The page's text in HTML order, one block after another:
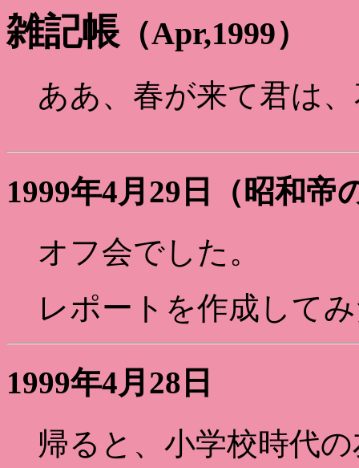
雑記帳 （Apr,1999）
ああ、春が来て君は、
1999年4月29日（昭和帝
オフ会でした。
レポートを作成して
1999年4月28日
帰ると、小学校時代